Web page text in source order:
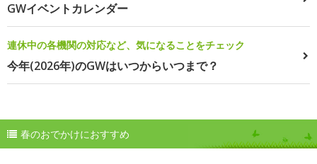
GWイベントカレンダー
連休中の各機関の対応など、気になることをチェック
今年(2026年)のGWはいつからいつまで？
春のおでかけにおすすめ